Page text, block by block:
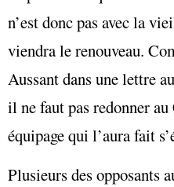
n’est donc pas avec la
viendra le renouveau.
Aussant dans une lettre
il ne faut pas redonner
équipage qui l’aura fait
Plusieurs des opposants